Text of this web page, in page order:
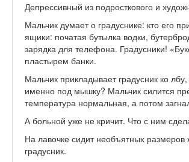
Депрессивный из подросткового и
Мальчик думает о градуснике: кто его
ящики: початая бутылка водки,
зарядка для телефона. Градусники!
пластырем банки.
Мальчик прикладывает градусник ко
именно под мышку? Мальчик силится
температура нормальная, а потом
А больной уже не кричит. Что с ним
На лавочке сидит необъятных
градусник.